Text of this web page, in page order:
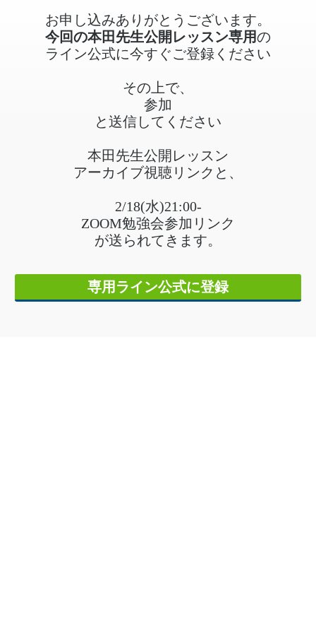
お申し込みありがとうございます。
今回の本田先生公開レッスン専用の
ライン公式に今すぐご登録ください
その上で、
参加
と送信してください
本田先生公開レッスン
アーカイブ視聴リンクと、
2/18(水)21:00-
ZOOM勉強会参加リンク
が送られてきます。
専用ライン公式に登録